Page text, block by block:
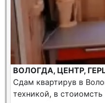
ВОЛОГДА, ЦЕНТР,
Сдам квартирув в
техникой, в